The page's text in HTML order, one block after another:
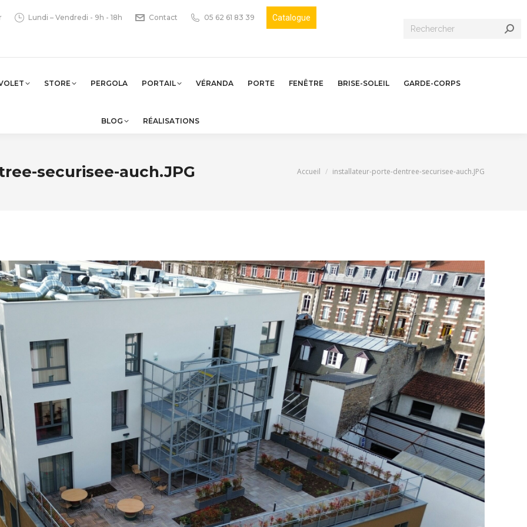
Lundi – Vendredi - 9h - 18h Contact 05 62 61 83 39 Catalogue
Recherche
STORE PERGOLA PORTAIL VÉRANDA PORTE FENÊTRE BRISE-SOLEIL GARDE-CORPS
BLOG RÉALISATIONS
securisee-auch.JPG Vous êtes ici :
Accueil installateur-porte-dentree-securisee-auch.JPG